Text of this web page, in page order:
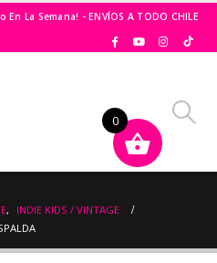
La Semana! - ENVÍOS A TODO CHILE
,
INDIE KIDS / VINTAGE
0